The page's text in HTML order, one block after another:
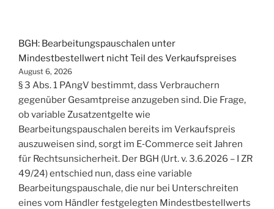
BGH: Bearbeitungspauschalen unter
Mindestbestellwert nicht Teil des Verkaufspreises
August 6, 2026
§ 3 Abs. 1 PAngV bestimmt, dass Verbrauchern
gegenüber Gesamtpreise anzugeben sind. Die Frage,
ob variable Zusatzentgelte wie
Bearbeitungspauschalen bereits im Verkaufspreis
auszuweisen sind, sorgt im E‑Commerce seit Jahren
für Rechtsunsicherheit. Der BGH (Urt. v. 3.6.2026 – I ZR
49/24) entschied nun, dass eine variable
Bearbeitungspauschale, die nur bei Unterschreiten
eines vom Händler festgelegten Mindestbestellwerts